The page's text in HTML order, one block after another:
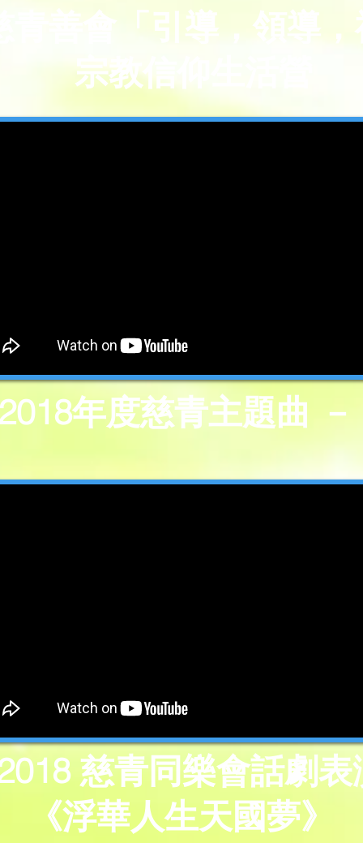
青善會「引導，領導
宗教信仰生活營
年度慈青主題曲
慈青同樂會話劇表
《浮華人生天國夢》